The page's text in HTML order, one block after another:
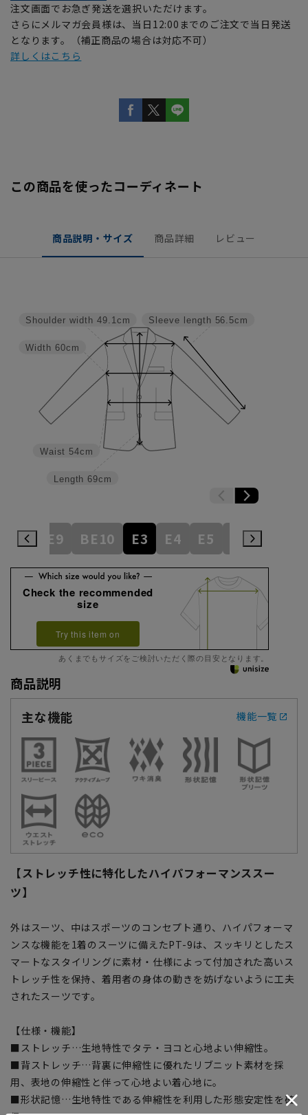
注文画面でお急ぎ発送を選択いただけます。
さらにメルマガ会員様は、当日12:00までのご注文で当日発送
となります。（補正商品の場合は対応不可）
詳しくはこちら
この商品を使ったコーディネート
商品説明・サイズ 商品詳細 レビュー
Sleeve length 56.5cm
Length 69cm
Waist 54cm
Width 60cm
Shoulder width 49.1cm
BE9 BE10 E3 E4 E5 E6
Check the recommended
size
Try this item on
あくまでもサイズをご検討いただく際の目安となります。
商品説明
主な機能
機能一覧
【ストレッチ性に特化したハイパフォーマンススー
ツ】
外はスーツ、中はスポーツのコンセプト通り、ハイパフォーマ
ンスな機能を1着のスーツに備えたPT-9は、スッキリとしたス
マートなスタイリングに素材・仕様によって付加された高いス
トレッチ性を保持、着用者の身体の動きを妨げないように工夫
されたスーツです。
【仕様・機能】
■ストレッチ…生地特性でタテ・ヨコと心地よい伸縮性。
■背ストレッチ…背裏に伸縮性に優れたリブニット素材を採
用、表地の伸縮性と伴って心地よい着心地に。
■形状記憶…生地特性である伸縮性を利用した形態安定性を確